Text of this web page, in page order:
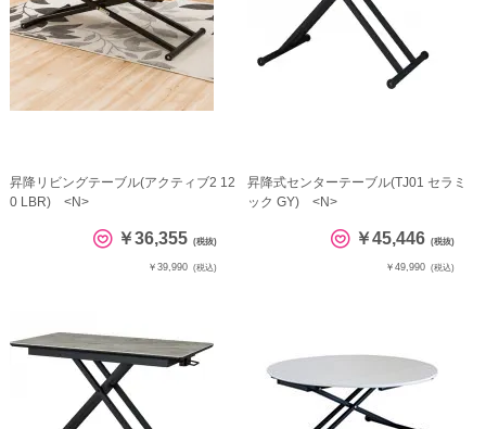
昇降リビングテーブル(アクティブ2 12
0 LBR) <N>
￥36,355 (税抜)
￥39,990 (税込)
昇降式センターテーブル(TJ01 セラミ
ック GY) <N>
￥45,446 (税抜)
￥49,990 (税込)